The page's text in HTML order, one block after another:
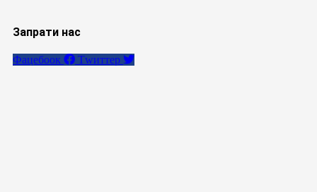
Запрати нас
Фацебоок Тwиттер